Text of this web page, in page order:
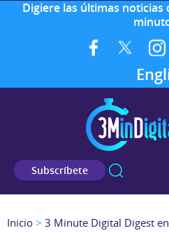
Digiere las últimas noticias
Subscríbete
Inicio > 3 Minute Digital Digest